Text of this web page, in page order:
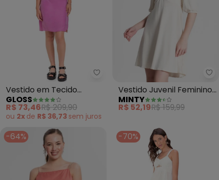
Gloss - Vestido em Tecido
Vestido em Tecido
Juvenil (Rosa)
GLOSS
R$ 73,46R$ 209,90
ou 2x de R$ 36,73 sem juros
Vestido Juvenil Feminino
em Lurex (Bege)
MINTY
R$ 52,19R$ 159,99
-64% -70%